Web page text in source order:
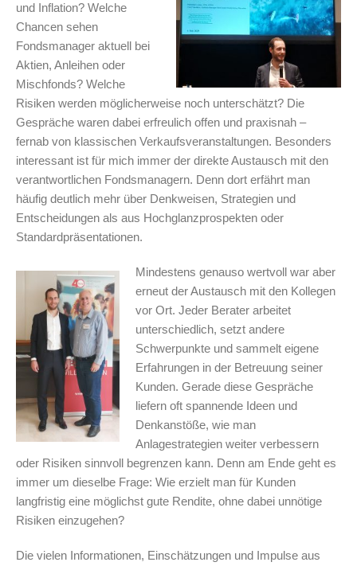
und Inflation? Welche
Chancen sehen
Fondsmanager aktuell bei
Aktien, Anleihen oder
Mischfonds? Welche
Risiken werden möglicherweise noch unterschätzt? Die
Gespräche waren dabei erfreulich offen und praxisnah –
fernab von klassischen Verkaufsveranstaltungen. Besonders
interessant ist für mich immer der direkte Austausch mit den
verantwortlichen Fondsmanagern. Denn dort erfährt man
häufig deutlich mehr über Denkweisen, Strategien und
Entscheidungen als aus Hochglanzprospekten oder
Standardpräsentationen.
Mindestens genauso wertvoll war aber
erneut der Austausch mit den Kollegen
vor Ort. Jeder Berater arbeitet
unterschiedlich, setzt andere
Schwerpunkte und sammelt eigene
Erfahrungen in der Betreuung seiner
Kunden. Gerade diese Gespräche
liefern oft spannende Ideen und
Denkanstöße, wie man
Anlagestrategien weiter verbessern
oder Risiken sinnvoll begrenzen kann. Denn am Ende geht es
immer um dieselbe Frage: Wie erzielt man für Kunden
langfristig eine möglichst gute Rendite, ohne dabei unnötige
Risiken einzugehen?
Die vielen Informationen, Einschätzungen und Impulse aus